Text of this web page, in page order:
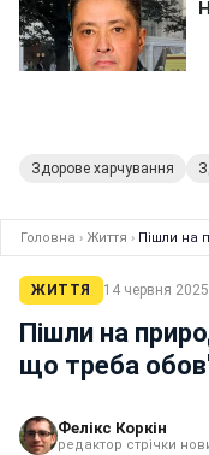
Здорове харчування
Головна › Життя › Пішли на
ЖИТТЯ 14 червня 2025
Пішли на
що треба
Фелікс Коркін
редактор стрічки